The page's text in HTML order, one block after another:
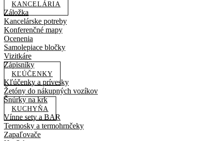
KANCELÁRIA
Záložka
Kancelárske potreby
Konferenčné mapy
Ocenenia
Samolepiace bločky
Vizitkáre
Zápisníky
KĽÚČENKY
Kľúčenky a prívesky
Žetóny do nákupných vozíkov
Šnúrky na krk
KUCHYŇA
Vínne sety a BAR
Termosky a termohrnčeky
Zapaľovače